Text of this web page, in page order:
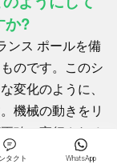
か?
ンス ポールを備
のです。このシ
変化のように、
機械の動きをリ
確に実行される
WhatsApp
タクト